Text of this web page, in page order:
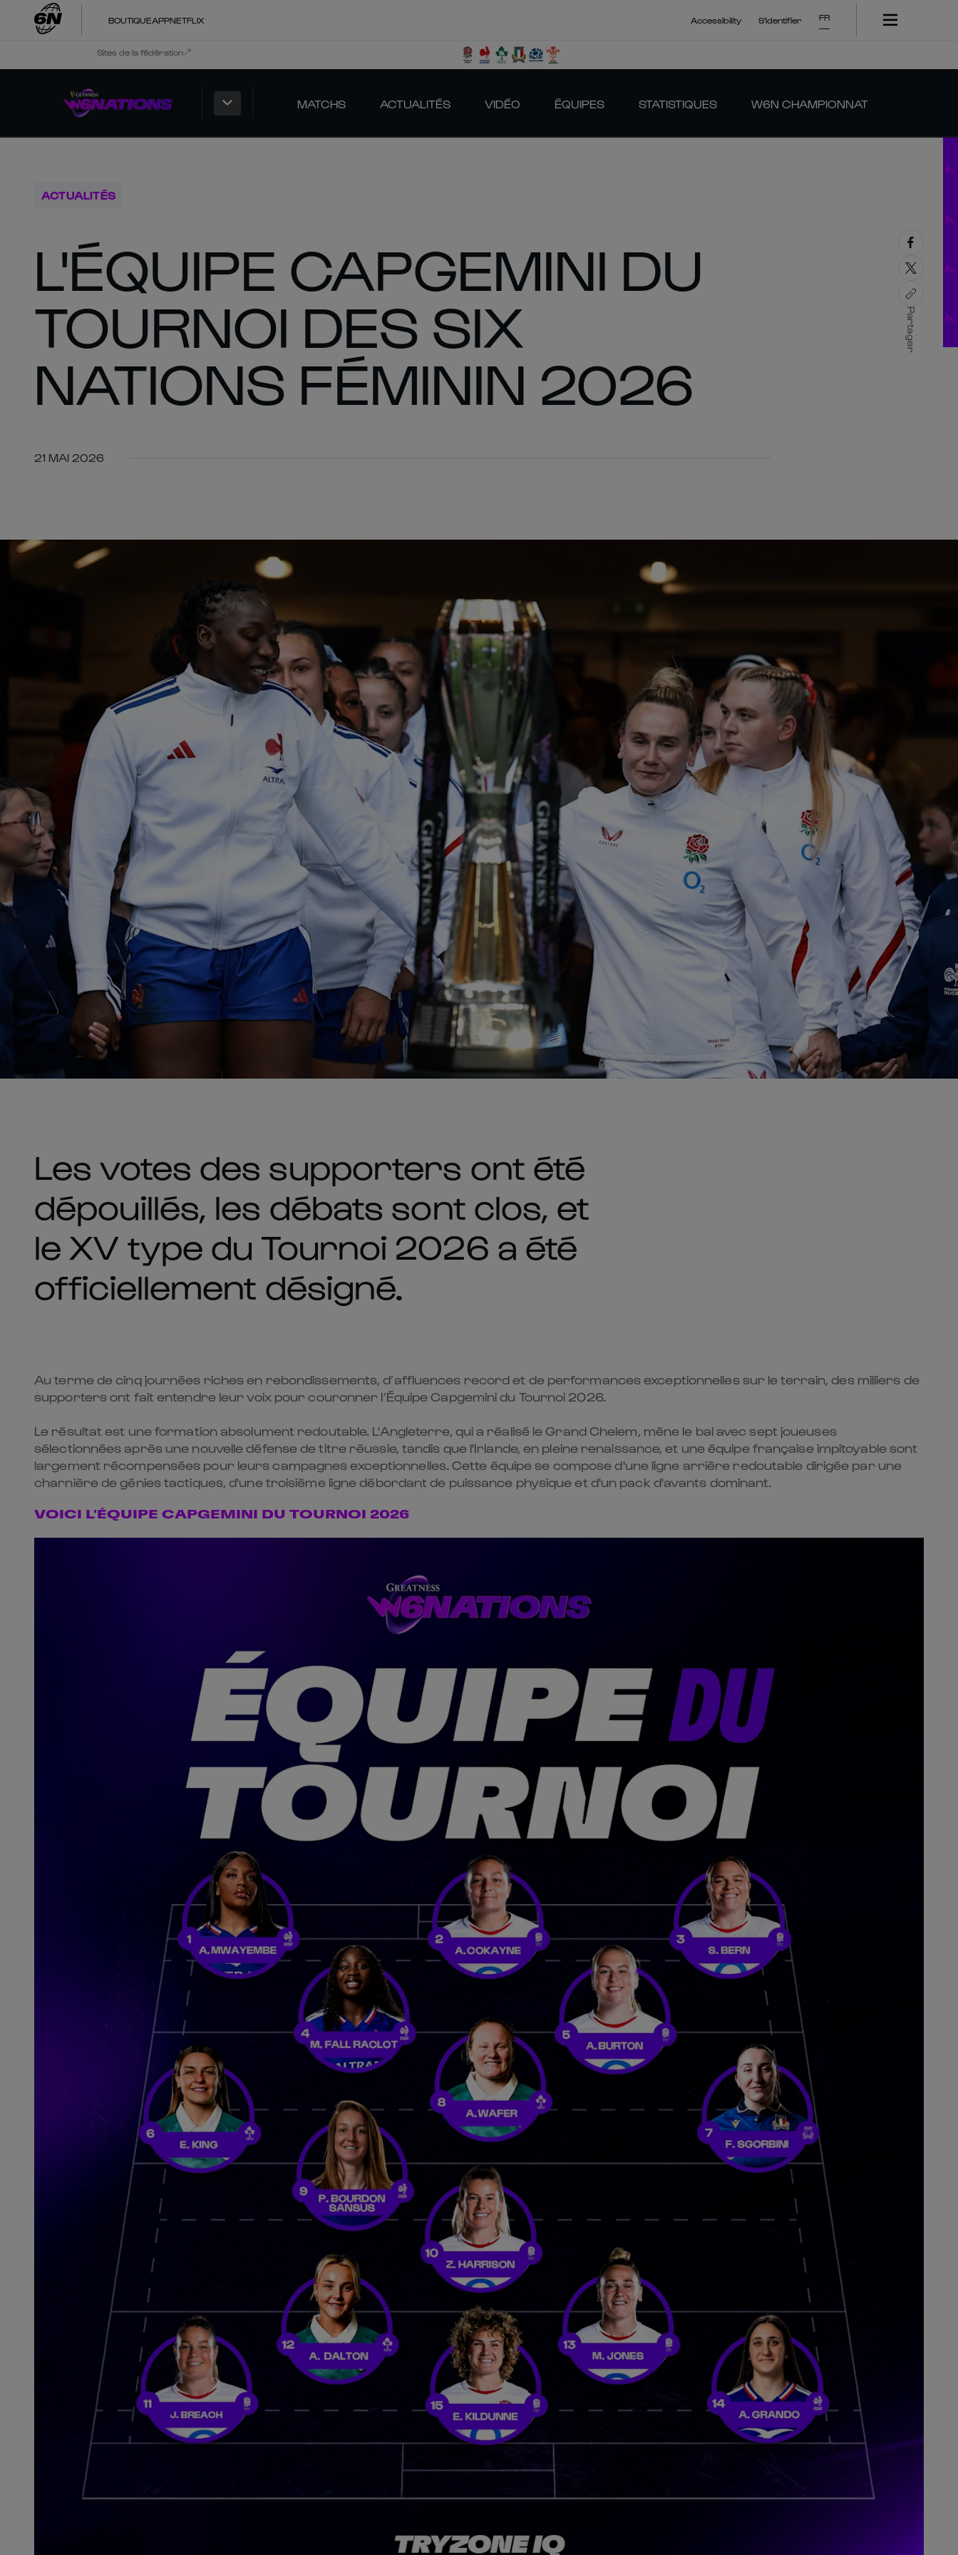
BOUTIQUEAPPNETFLIX Accessibility S'identifier FR
Sites de la fédération
MATCHS ACTUALITÉS VIDÉO ÉQUIPES STATISTIQUES W6N CHAMPIONNAT
ACTUALITÉS
L'ÉQUIPE CAPGEMINI DU
TOURNOI DES SIX
NATIONS FÉMININ 2026
21 MAI 2026
Partager
Les votes des supporters ont été
dépouillés, les débats sont clos, et
le XV type du Tournoi 2026 a été
officiellement désigné.
Au terme de cinq journées riches en rebondissements, d’affluences record et de performances exceptionnelles sur le terrain, des milliers de
supporters ont fait entendre leur voix pour couronner l’Équipe Capgemini du Tournoi 2026.
Le résultat est une formation absolument redoutable. L'Angleterre, qui a réalisé le Grand Chelem, mène le bal avec sept joueuses
sélectionnées après une nouvelle défense de titre réussie, tandis que l'Irlande, en pleine renaissance, et une équipe française impitoyable sont
largement récompensées pour leurs campagnes exceptionnelles. Cette équipe se compose d'une ligne arrière redoutable dirigée par une
charnière de génies tactiques, d'une troisième ligne débordant de puissance physique et d'un pack d'avants dominant.
VOICI L'ÉQUIPE CAPGEMINI DU TOURNOI 2026